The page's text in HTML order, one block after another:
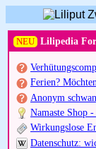
NEU Lilipedia
Ferien?
Anonym
Namaste Shop
Wirkungslose
Datenschutz: